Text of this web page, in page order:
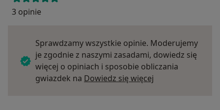
3 opinie
Sprawdzamy wszystkie opinie. Moderujemy
je zgodnie z naszymi zasadami, dowiedz się
więcej o opiniach i sposobie obliczania
gwiazdek na Dowiedz się więcej